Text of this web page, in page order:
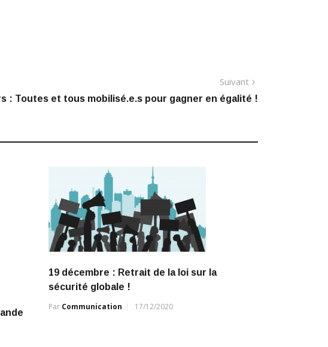
Suivant
: Toutes et tous mobilisé.e.s pour gagner en égalité !
19 décembre : Retrait de la loi sur la
sécurité globale !
Par Communication 17/12/2020